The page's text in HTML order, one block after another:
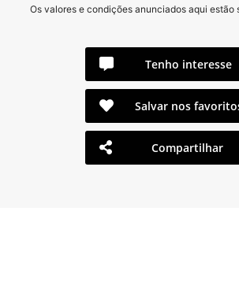
Os valores e condições anunciados aqui estão
Tenho interesse
Salvar nos
Compartilhar